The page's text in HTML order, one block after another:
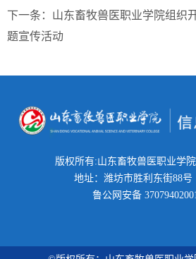
下一条： 山东畜牧兽医职业学院组织
题宣传活动
版权所有:山东畜牧兽医职业学
地址：潍坊市胜利东街88号
鲁公网安备